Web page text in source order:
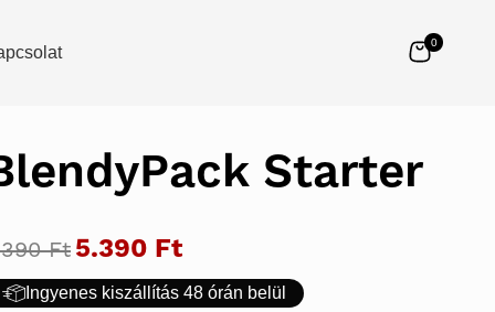
0
Starter
Ft Original
price
was:
7.390 Ft.
5.390 Ft
is:
5.390 Ft.
Ingyenes kiszállítás 48 órán belül